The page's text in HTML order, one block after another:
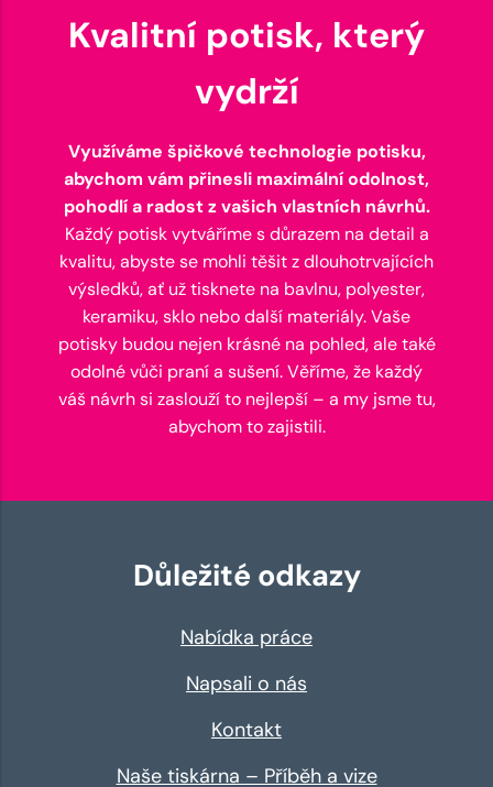
Kvalitní potisk, který
vydrží
Využíváme špičkové technologie potisku,
abychom vám přinesli maximální odolnost,
pohodlí a radost z vašich vlastních návrhů.
Každý potisk vytváříme s důrazem na detail a
kvalitu, abyste se mohli těšit z dlouhotrvajících
výsledků, ať už tisknete na bavlnu, polyester,
keramiku, sklo nebo další materiály. Vaše
potisky budou nejen krásné na pohled, ale také
odolné vůči praní a sušení. Věříme, že každý
váš návrh si zaslouží to nejlepší – a my jsme tu,
abychom to zajistili.
Důležité odkazy
Nabídka práce
Napsali o nás
Kontakt
Naše tiskárna – Příběh a vize